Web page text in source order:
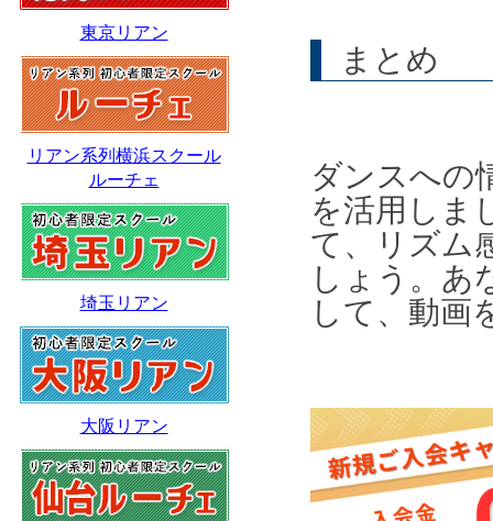
まとめ
ダンスへの
を活用しま
て、リズム
しょう。あ
して、動画
東京リアン
リアン系列横浜スクール
ルーチェ
埼玉リアン
大阪リアン